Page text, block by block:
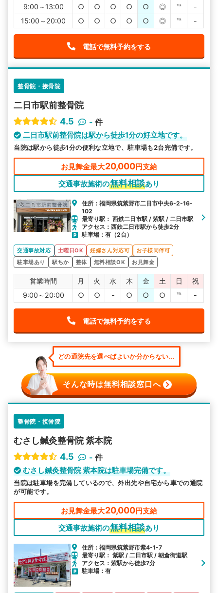
9:00～13:00
○ ○ ○ ○ ○ ◎ ℡
-
15:00～20:00
○ ○ ○ ○ ○ ◎ ℡ -
電話で無料予約をする
整骨院・接骨院
二日市駅前整骨院
4.5
- 件
二日市駅前整骨院は駅から徒歩1分の好立地です。
当院は駅から徒歩1分の便利な立地で、駐車場も2台完備です。
お見舞金最大20,000円支給
交通事故施術の無料相談あり
住所：福岡県筑紫野市二日市中央6-2-16-
102
最寄り駅： 西鉄二日市駅 / 紫駅 / 二日市駅
アクセス：西鉄二日市駅から徒歩2分
駐車場：有（2台）
交通事故対応 土曜日OK 妊婦さん対応可
お子様同伴可
駐車場あり
駅ちか 整体 無料相談OK お見舞金
営業時間 月 火 水 木 金 土 日
祝
9:00～20:00
○ ○ - ○ ○ ○ ℡ -
電話で無料予約をする
どの通院先を選べばよいか分からない...
そんな時は無料相談窓口へ
整骨院・接骨院
むさし鍼灸整骨院 紫本院
4.5
- 件
むさし鍼灸整骨院 紫本院は駐車場完備です。
当院は駐車場を完備しているので、外出先や自宅から車での通院
が可能です。
お見舞金最大20,000円支給
交通事故施術の無料相談あり
住所：福岡県筑紫野市紫4-1-7
最寄り駅： 紫駅 / 二日市駅 / 朝倉街道駅
アクセス：紫駅から徒歩7分
駐車場：有